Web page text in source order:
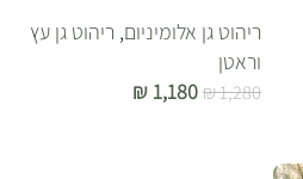
ריהוט גן אלומיניום, ריהוט גן עץ
וראטן
₪1,280
₪ 1,180